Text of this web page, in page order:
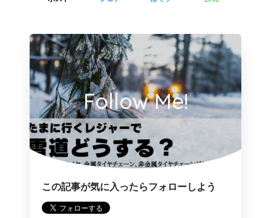
Follow Me!
この記事が気に入ったらフォローしよう